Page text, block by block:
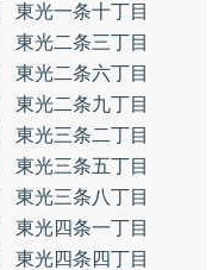
東光一条十丁目
東光二条三丁目
東光二条六丁目
東光二条九丁目
東光三条二丁目
東光三条五丁目
東光三条八丁目
東光四条一丁目
東光四条四丁目